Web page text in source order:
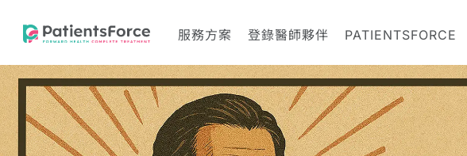
服務方案 登錄醫師夥伴 PATIENTSFORCE